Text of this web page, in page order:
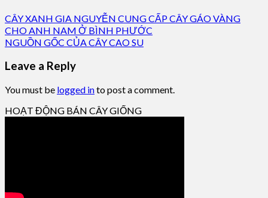
CÂY XANH GIA NGUYỄN CUNG CẤP CÂY GÁO VÀNG
CHO ANH NAM Ở BÌNH PHƯỚC
NGUỒN GỐC CỦA CÂY CAO SU
Leave a Reply
You must be logged into post a comment.
HOẠT ĐỘNG BÁN CÂY GIỐNG